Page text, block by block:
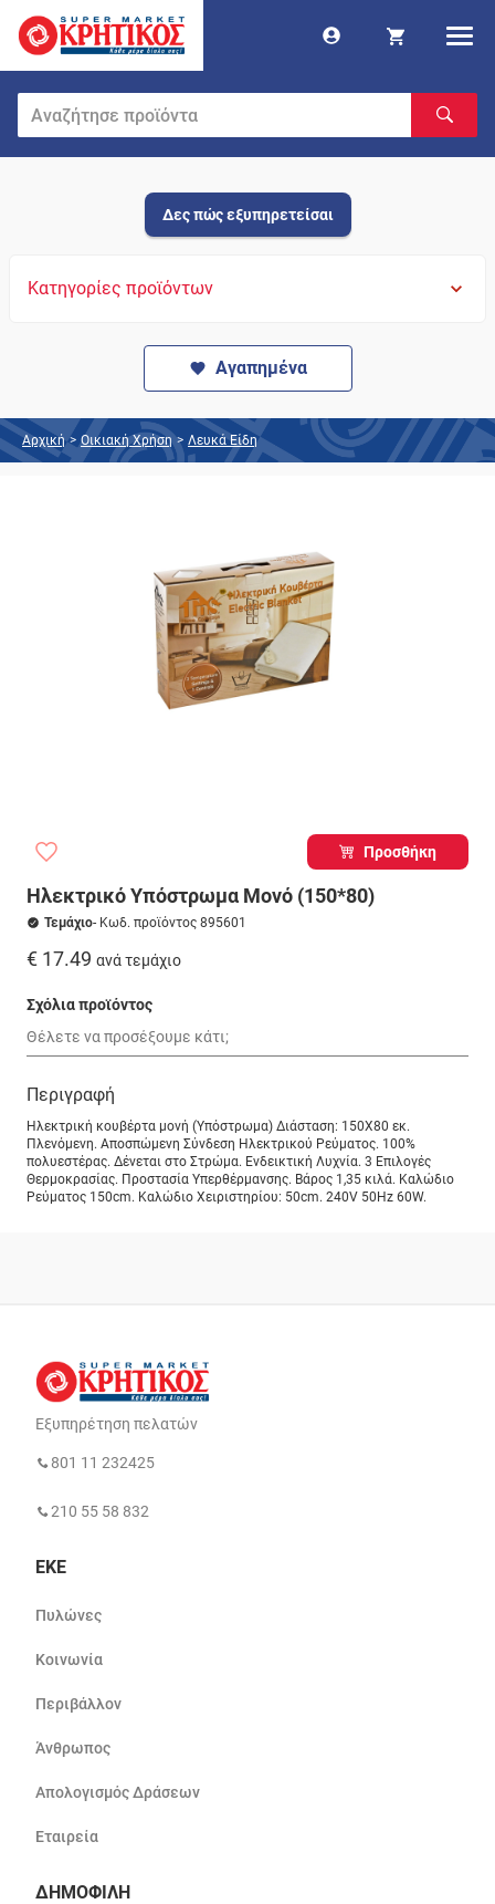
Δες πώς εξυπηρετείσαι
Κατηγορίες προϊόντων
Αγαπημένα
Αρχική > Οικιακή Χρήση > Λευκά Είδη
Προσθήκη
Ηλεκτρικό Υπόστρωμα Μονό (150*80)
Τεμάχιο- Κωδ. προϊόντος 895601
€ 17.49 ανά τεμάχιο
Σχόλια προϊόντος
Περιγραφή
Ηλεκτρική κουβέρτα μονή (Υπόστρωμα) Διάσταση: 150Χ80 εκ.
Πλενόμενη. Αποσπώμενη Σύνδεση Ηλεκτρικού Ρεύματος. 100%
πολυεστέρας. Δένεται στο Στρώμα. Ενδεικτική Λυχνία. 3 Επιλογές
Θερμοκρασίας. Προστασία Υπερθέρμανσης. Βάρος 1,35 κιλά. Καλώδιο
Ρεύματος 150cm. Καλώδιο Χειριστηρίου: 50cm. 240V 50Hz 60W.
Εξυπηρέτηση πελατών
801 11 232425
210 55 58 832
ΕΚΕ
Πυλώνες
Κοινωνία
Περιβάλλον
Άνθρωπος
Απολογισμός Δράσεων
Εταιρεία
ΔΗΜΟΦΙΛΗ